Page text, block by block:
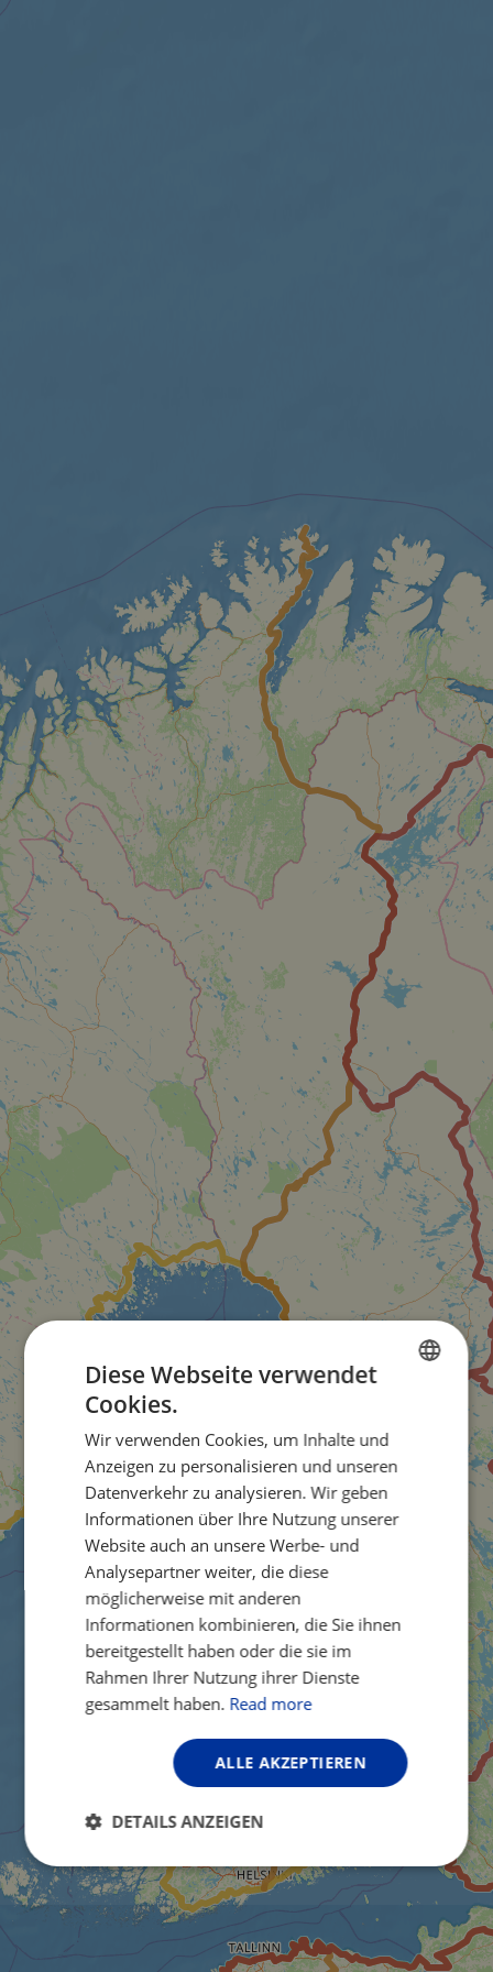
FRENCH
Diese Webseite verwendet
Cookies.
Wir verwenden Cookies, um Inhalte und
Anzeigen zu personalisieren und unseren
Datenverkehr zu analysieren. Wir geben
Informationen über Ihre Nutzung unserer
Website auch an unsere Werbe- und
Analysepartner weiter, die diese
möglicherweise mit anderen
Informationen kombinieren, die Sie ihnen
bereitgestellt haben oder die sie im
Rahmen Ihrer Nutzung ihrer Dienste
gesammelt haben. Read more
ALLE AKZEPTIEREN
DETAILS ANZEIGEN
Unbedingt
erforderlich
Performance